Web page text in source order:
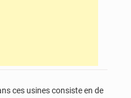
ces usines consiste en de